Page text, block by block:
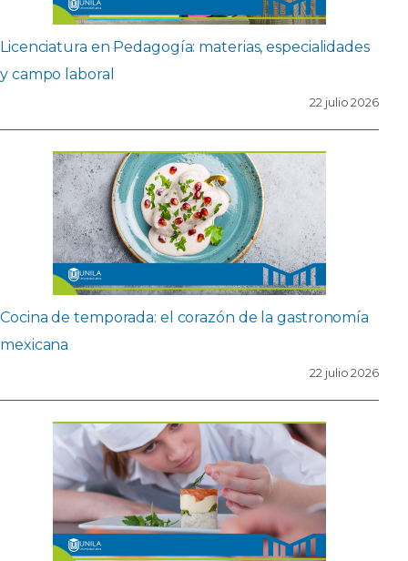
Licenciatura en Pedagogía: materias, especialidades
y campo laboral
22 julio 2026
Cocina de temporada: el corazón de la gastronomía
mexicana
22 julio 2026